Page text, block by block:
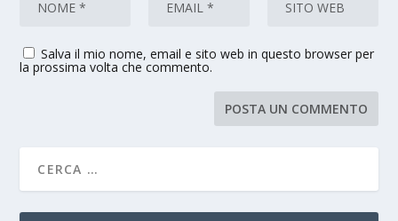
Salva il mio nome, email e sito web in questo browser per
la prossima volta che commento.